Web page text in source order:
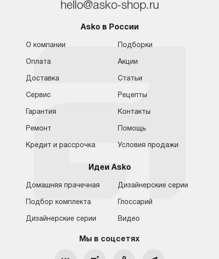
Москва
Санкт-Петербург
8 (800) 555-17-98
hello@asko-shop.ru
Asko в России
О компании
Оплата
Доставка
Сервис
Гарантия
Ремонт
Кредит и рассрочка
Подборки
Акции
Статьи
Рецепты
Контакты
Помощь
Условия продажи
Идеи Asko
Домашняя прачечная
Подбор комплекта
Дизайнерские серии
Дизайнерские серии
Глоссарий
Видео
Мы в соцсетях